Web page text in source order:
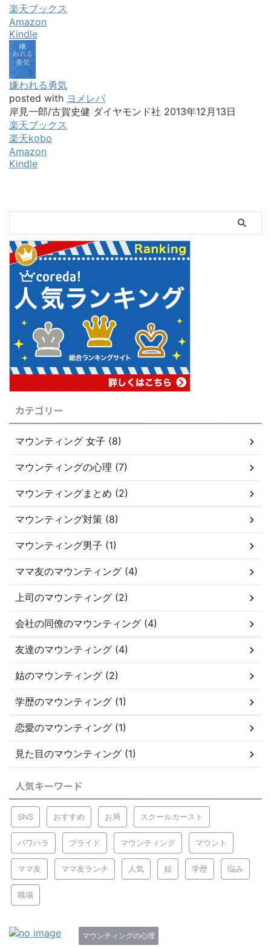
楽天ブックス
Amazon
Kindle
嫌われる勇気
posted with ヨメレバ
岸見一郎/古賀史健 ダイヤモンド社 2013年12月13日
楽天ブックス
楽天kobo
Amazon
Kindle
カテゴリー
マウンティング 女子 (8)
マウンティングの心理 (7)
マウンティングまとめ (2)
マウンティング対策 (8)
マウンティング男子 (1)
ママ友のマウンティング (4)
上司のマウンティング (2)
会社の同僚のマウンティング (4)
友達のマウンティング (4)
姑のマウンティング (2)
学歴のマウンティング (1)
恋愛のマウンティング (1)
見た目のマウンティング (1)
人気キーワード
SNS おすすめ お局 スクールカースト
パワハラ プライド マウンティング マウント
ママ友 ママ友ランチ 人気 姑 学歴 悩み
職場
マウンティングの心理